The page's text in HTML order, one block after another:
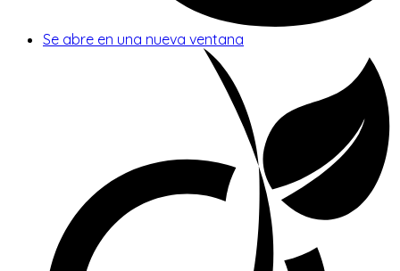
Se abre en una nueva ventana